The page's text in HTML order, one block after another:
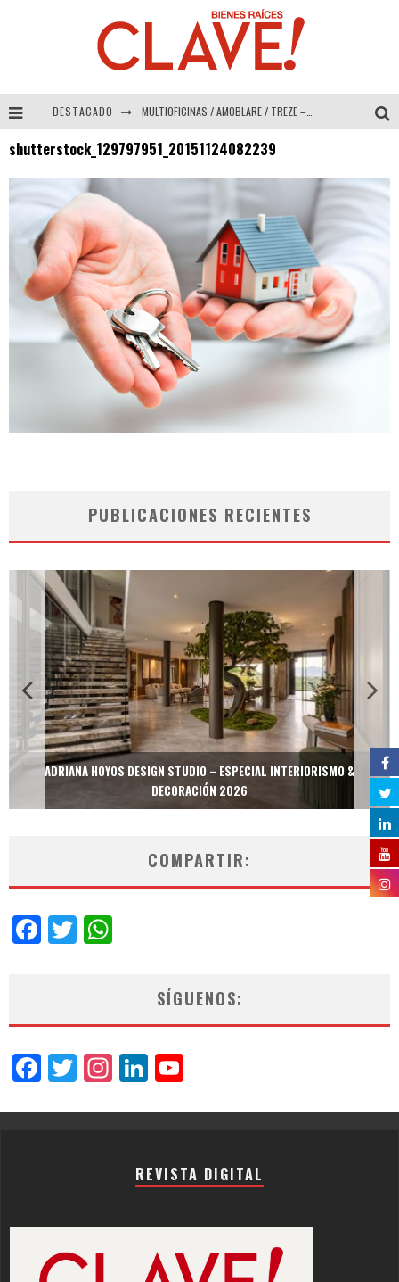
DESTACADO MULTIOFICINAS / AMOBLARE / TREZE – Especial Interiorismo & Decoración 2026
COLINEAL – Especial Interiorismo & Decoración 2026
ADRIANA HOYOS DESIGN STUDIO – Especial Interiorismo & Decoración 2026
shutterstock_129797951_20151124082239
PUBLICACIONES RECIENTES
ADRIANA HOYOS DESIGN STUDIO – ESPECIAL INTERIORISMO &
DECORACIÓN 2026
COMPARTIR:
Facebook
Twitter
SÍGUENOS:
Facebook
Twitter
Instagram
LinkedIn
REVISTA DIGITAL